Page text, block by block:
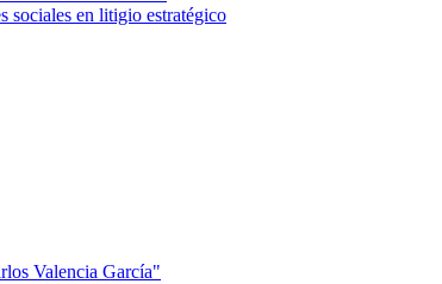
sociales en litigio estratégico
Valencia García"